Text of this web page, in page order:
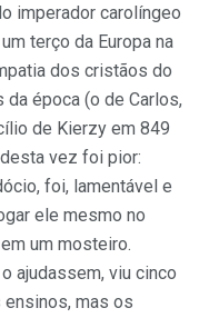
imperador carolíngeo
terço da Europa na
dos cristãos do
época (o de Carlos,
de Kierzy em 849
vez foi pior:
foi, lamentável e
ele mesmo no
um mosteiro.
ajudassem, viu cinco
mas os